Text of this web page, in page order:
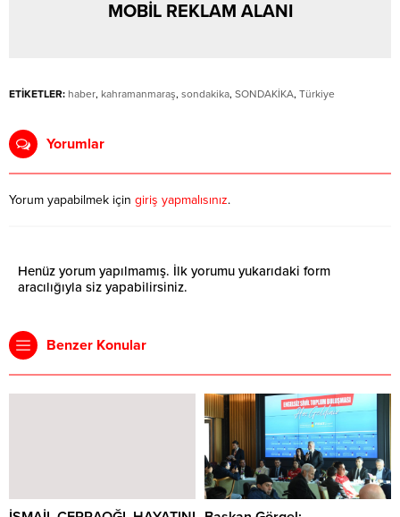
MOBİL REKLAM ALANI
ETİKETLER: haber, kahramanmaraş, sondakika, SONDAKİKA, Türkiye
Yorumlar
Yorum yapabilmek için giriş yapmalısınız.
Henüz yorum yapılmamış. İlk yorumu yukarıdaki form
aracılığıyla siz yapabilirsiniz.
Benzer Konular